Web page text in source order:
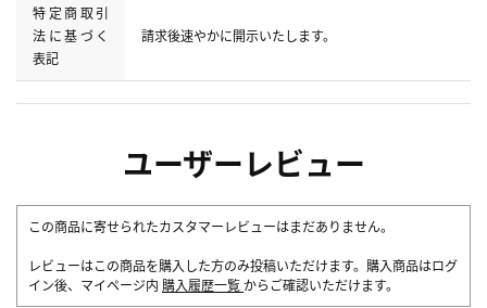
特定商取引
法に基づく
表記
請求後速やかに開示いたします。
ユーザーレビュー
この商品に寄せられたカスタマーレビューはまだありません。
レビューはこの商品を購入した方のみ投稿いただけます。購入商品はログ
イン後、マイページ内 購入履歴一覧 からご確認いただけます。